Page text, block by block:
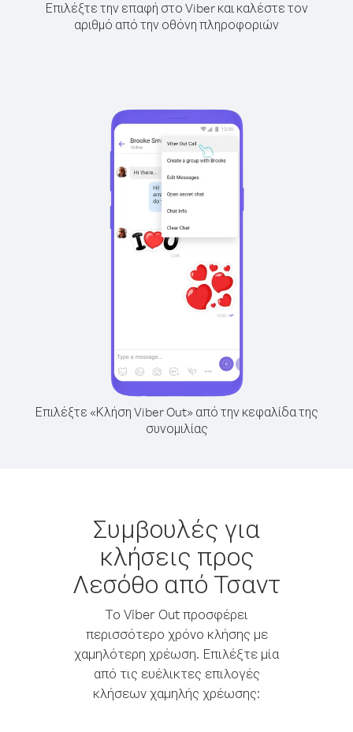
Επιλέξτε την επαφή στο Viber και καλέστε τον
αριθμό από την οθόνη πληροφοριών
Επιλέξτε «Κλήση Viber Out» από την κεφαλίδα της
συνομιλίας
Συμβουλές για
κλήσεις προς
Λεσόθο από Τσαντ
Το Viber Out προσφέρει
περισσότερο χρόνο κλήσης με
χαμηλότερη χρέωση. Επιλέξτε μία
από τις ευέλικτες επιλογές
κλήσεων χαμηλής χρέωσης: